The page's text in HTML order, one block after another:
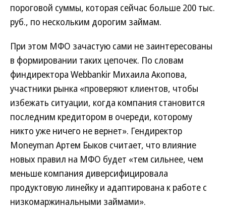
пороговой суммы, которая сейчас больше 200 тыс.
руб., по нескольким дорогим займам.
При этом МФО зачастую сами не заинтересованы
в формировании таких цепочек. По словам
финдиректора Webbankir Михаила Акопова,
участники рынка «проверяют клиентов, чтобы
избежать ситуации, когда компания становится
последним кредитором в очереди, которому
никто уже ничего не вернет». Гендиректор
Moneyman Артем Быков считает, что влияние
новых правил на МФО будет «тем сильнее, чем
меньше компания диверсифицировала
продуктовую линейку и адаптирована к работе с
низкомаржинальными займами».